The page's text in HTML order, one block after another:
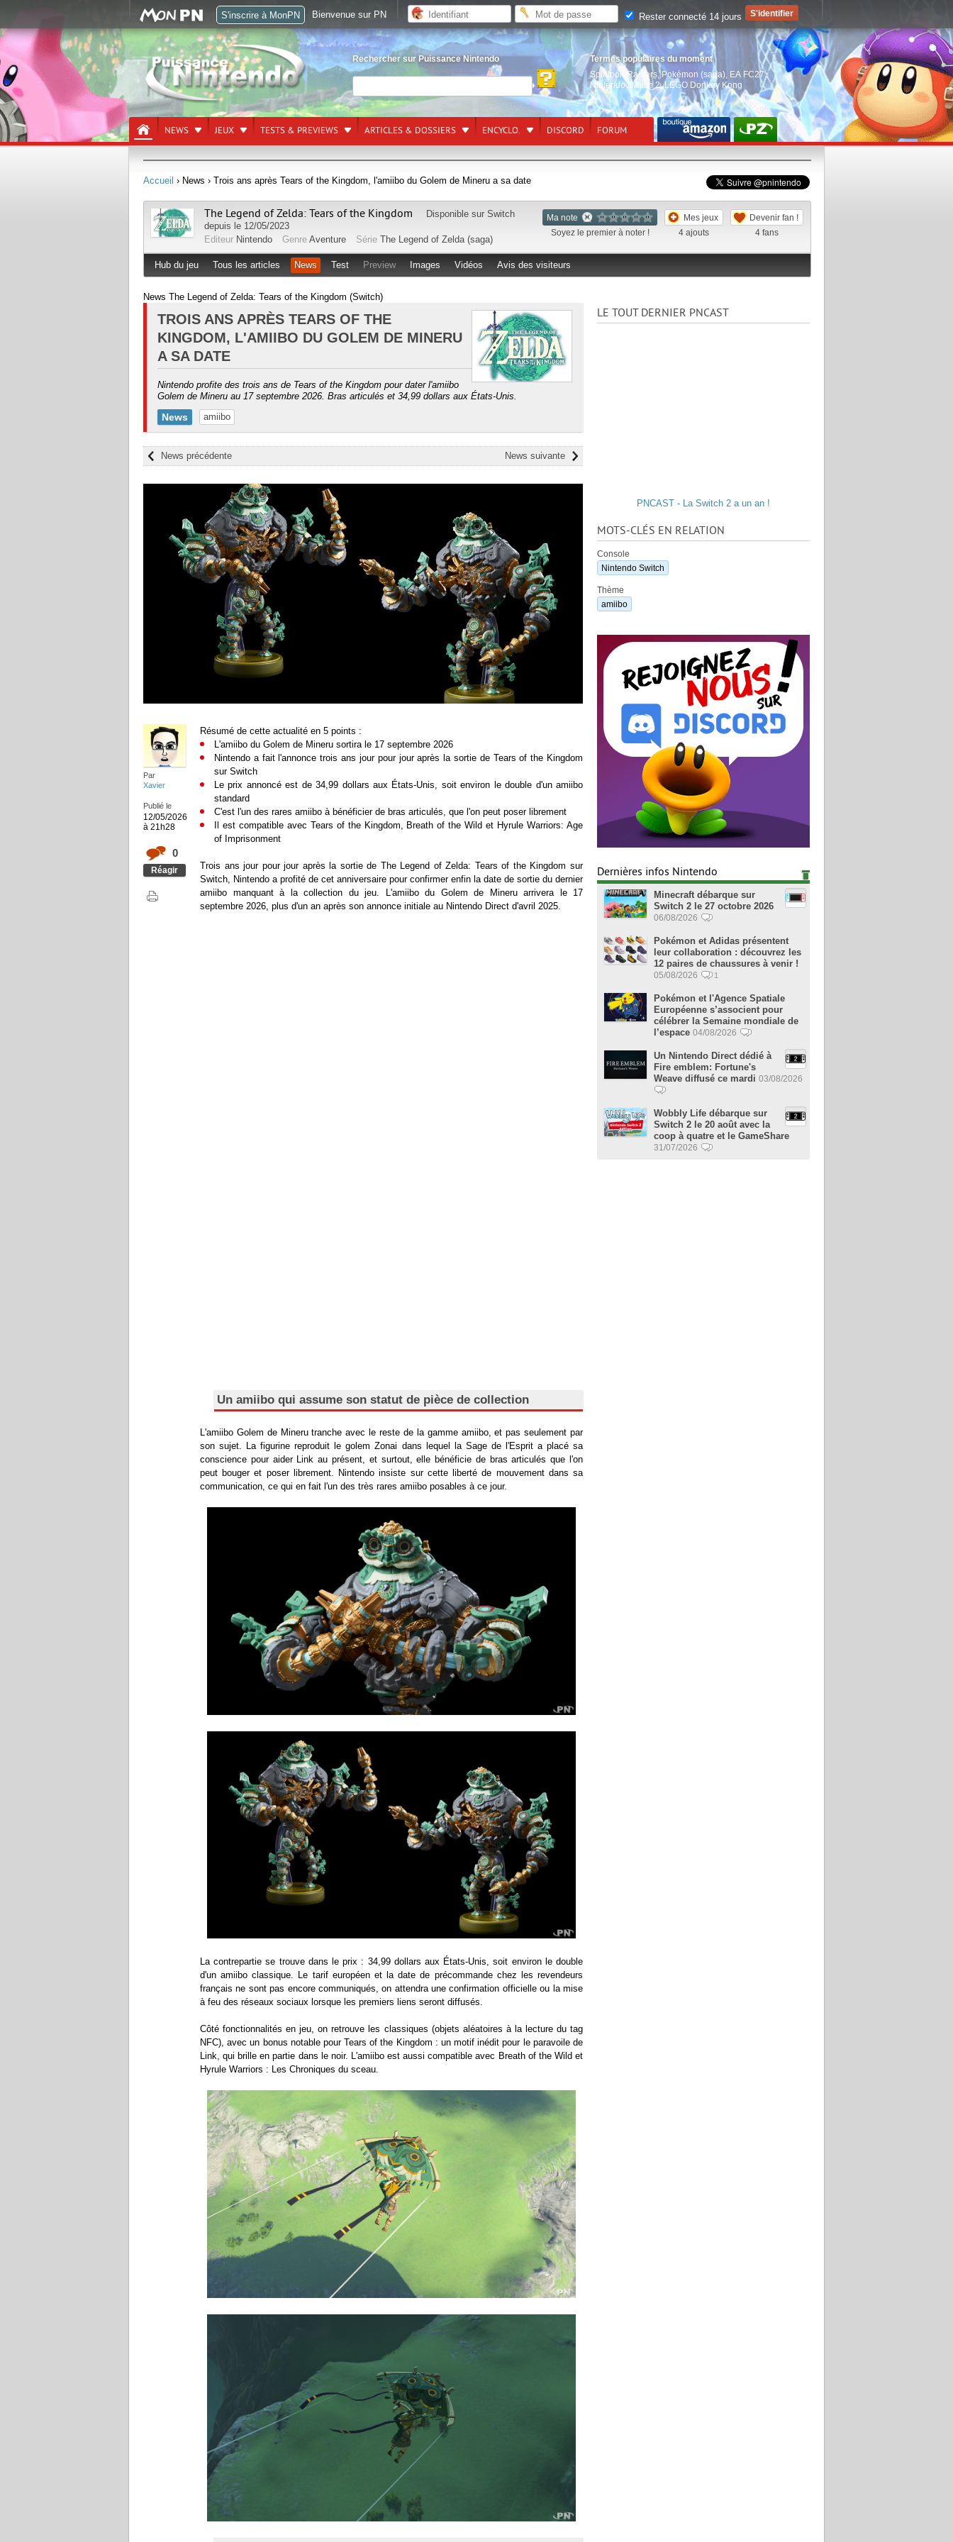
Rechercher sur Puissance Nintendo
Termes populaires du moment
Splatoon Raiders, Pokémon (saga) EA FC27,
Nintendo Switch 2,LEGO Donkey Kong
NEWS JEUX TESTS & PREVIEWS ARTICLES & DOSSIERS ENCYCLO. DISCORD FORUM
Accueil › News › Trois ans après Tears of the Kingdom, l'amiibo du Golem de Mineru a sa date
Ma note
Soyez le premier à noter !
Mes jeux
4 ajouts
Devenir fan !
4 fans
The Legend of Zelda: Tears of the Kingdom Disponible sur Switch
depuis le 12/05/2023
Editeur Nintendo Genre Aventure Série The Legend of Zelda (saga)
Hub du jeu Tous les articles News Test Preview Images Vidéos Avis des visiteurs
News The Legend of Zelda: Tears of the Kingdom (Switch)
TROIS ANS APRÈS TEARS OF THE
KINGDOM, L'AMIIBO DU GOLEM DE MINERU
A SA DATE
Nintendo profite des trois ans de Tears of the Kingdom pour dater l'amiibo
Golem de Mineru au 17 septembre 2026. Bras articulés et 34,99 dollars aux États-Unis.
News amiibo
News suivante
News précédente
Par
Xavier
Publié le
12/05/2026
à 21h28
0
Réagir
Résumé de cette actualité en 5 points :
L'amiibo du Golem de Mineru sortira le 17 septembre 2026
Nintendo a fait l'annonce trois ans jour pour jour après la sortie de Tears of the Kingdom
sur Switch
Le prix annoncé est de 34,99 dollars aux États-Unis, soit environ le double d'un amiibo
standard
C'est l'un des rares amiibo à bénéficier de bras articulés, que l'on peut poser librement
Il est compatible avec Tears of the Kingdom, Breath of the Wild et Hyrule Warriors: Age
of Imprisonment
Trois ans jour pour jour après la sortie de The Legend of Zelda: Tears of the Kingdom sur
Switch, Nintendo a profité de cet anniversaire pour confirmer enfin la date de sortie du dernier
amiibo manquant à la collection du jeu. L'amiibo du Golem de Mineru arrivera le 17
septembre 2026, plus d'un an après son annonce initiale au Nintendo Direct d'avril 2025.
Un amiibo qui assume son statut de pièce de collection
L'amiibo Golem de Mineru tranche avec le reste de la gamme amiibo, et pas seulement par
son sujet. La figurine reproduit le golem Zonai dans lequel la Sage de l'Esprit a placé sa
conscience pour aider Link au présent, et surtout, elle bénéficie de bras articulés que l'on
peut bouger et poser librement. Nintendo insiste sur cette liberté de mouvement dans sa
communication, ce qui en fait l'un des très rares amiibo posables à ce jour.
La contrepartie se trouve dans le prix : 34,99 dollars aux États-Unis, soit environ le double
d'un amiibo classique. Le tarif européen et la date de précommande chez les revendeurs
français ne sont pas encore communiqués, on attendra une confirmation officielle ou la mise
à feu des réseaux sociaux lorsque les premiers liens seront diffusés.
Côté fonctionnalités en jeu, on retrouve les classiques (objets aléatoires à la lecture du tag
NFC), avec un bonus notable pour Tears of the Kingdom : un motif inédit pour le paravoile de
Link, qui brille en partie dans le noir. L'amiibo est aussi compatible avec Breath of the Wild et
Hyrule Warriors : Les Chroniques du sceau.
LE TOUT DERNIER PNCAST
PNCAST - La Switch 2 a un an !
MOTS-CLÉS EN RELATION
Console
Nintendo Switch
Thème
amiibo
Dernières infos Nintendo
Minecraft débarque sur
Switch 2 le 27 octobre 2026
06/08/2026
Pokémon et Adidas présentent
leur collaboration : découvrez les
12 paires de chaussures à venir !
05/08/2026 1
Pokémon et l'Agence Spatiale
Européenne s’associent pour
célébrer la Semaine mondiale de
l’espace 04/08/2026
Un Nintendo Direct dédié à
Fire emblem: Fortune's
Weave diffusé ce mardi 03/08/2026
Wobbly Life débarque sur
Switch 2 le 20 août avec la
coop à quatre et le GameShare
31/07/2026
S'inscrire à MonPN Bienvenue sur PN Rester connecté 14 jours